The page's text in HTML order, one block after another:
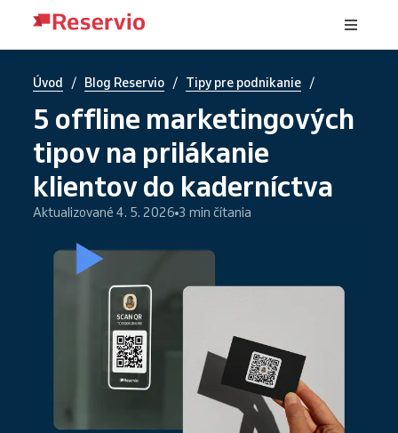
Úvod / Blog Reservio / Tipy pre podnikanie /
5 offline marketingových
tipov na prilákanie
klientov do kaderníctva
Aktualizované 4. 5. 2026 3 min čítania